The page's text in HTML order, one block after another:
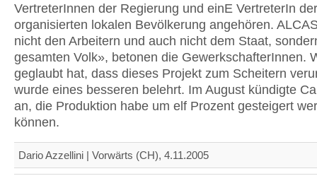
VertreterInnen der Regierung und einE VertreterIn der
organisierten lokalen Bevölkerung angehören.
nicht den Arbeitern und auch nicht dem Staat,
gesamten Volk», betonen die GewerkschafterInnen.
geglaubt hat, dass dieses Projekt zum Scheitern
wurde eines besseren belehrt. Im August kündigte
an, die Produktion habe um elf Prozent gesteigert
können.
Dario Azzellini | Vorwärts (CH), 4.11.2005